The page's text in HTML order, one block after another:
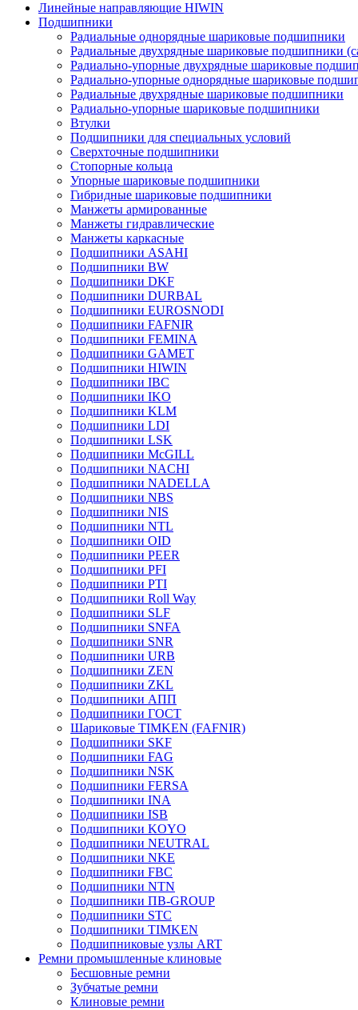
Линейные направляющие HIWIN
Подшипники
Радиальные однорядные шариковые подшипники
Радиальные двухрядные шариковые подшипники
Радиально-упорные двухрядные шариковые
Радиально-упорные однорядные шариковые
Радиальные двухрядные шариковые подшипники
Радиально-упорные шариковые подшипники
Втулки
Подшипники для специальных условий
Сверхточные подшипники
Стопорные кольца
Упорные шариковые подшипники
Гибридные шариковые подшипники
Манжеты армированные
Манжеты гидравлические
Манжеты каркасные
Подшипники ASAHI
Подшипники BW
Подшипники DKF
Подшипники DURBAL
Подшипники EUROSNODI
Подшипники FAFNIR
Подшипники FEMINA
Подшипники GAMET
Подшипники HIWIN
Подшипники IBC
Подшипники IKO
Подшипники KLM
Подшипники LDI
Подшипники LSK
Подшипники McGILL
Подшипники NACHI
Подшипники NADELLA
Подшипники NBS
Подшипники NIS
Подшипники NTL
Подшипники OID
Подшипники PEER
Подшипники PFI
Подшипники PTI
Подшипники Roll Way
Подшипники SLF
Подшипники SNFA
Подшипники SNR
Подшипники URB
Подшипники ZEN
Подшипники ZKL
Подшипники АПП
Подшипники ГОСТ
Шариковые ТІMKEN (FAFNIR)
Подшипники SKF
Подшипники FAG
Подшипники NSK
Подшипники FERSA
Подшипники INA
Подшипники ISB
Подшипники KOYO
Подшипники NEUTRAL
Подшипники NKE
Подшипники FBC
Подшипники NTN
Подшипники ПВ-GROUP
Подшипники STC
Подшипники TIMKEN
Подшипниковые узлы ART
Ремни промышленные клиновые
Бесшовные ремни
Зубчатые ремни
Клиновые ремни